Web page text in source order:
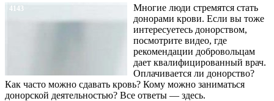
4143
Многие люди стремятся стать
донорами крови. Если вы тоже
интересуетесь донорством,
посмотрите видео, где
рекомендации добровольцам
дает квалифицированный врач.
Оплачивается ли донорство?
Как часто можно сдавать кровь? Кому можно заниматься
донорской деятельностью? Все ответы — здесь.